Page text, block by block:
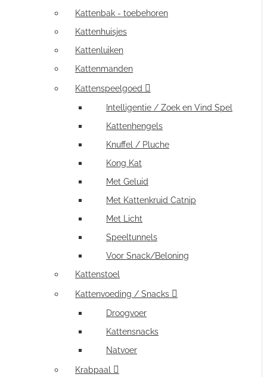
Kattenbak - toebehoren
Kattenhuisjes
Kattenluiken
Kattenmanden
Kattenspeelgoed
Intelligentie / Zoek en Vind Spel
Kattenhengels
Knuffel / Pluche
Kong Kat
Met Geluid
Met Kattenkruid Catnip
Met Licht
Speeltunnels
Voor Snack/Beloning
Kattenstoel
Kattenvoeding / Snacks
Droogvoer
Kattensnacks
Natvoer
Krabpaal